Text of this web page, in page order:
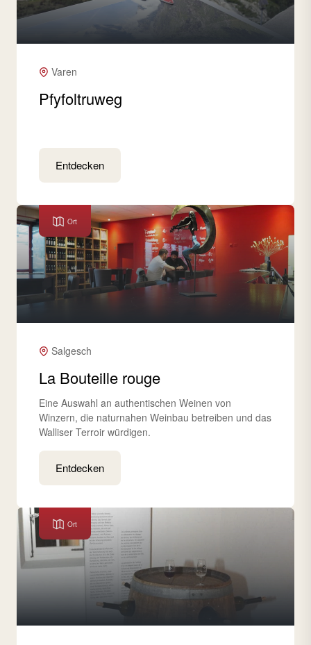
Varen
Pfyfoltruweg
Entdecken
Ort
Salgesch
La Bouteille rouge
Eine Auswahl an authentischen Weinen von
Winzern, die naturnahen Weinbau betreiben und das
Walliser Terroir würdigen.
Entdecken
Ort